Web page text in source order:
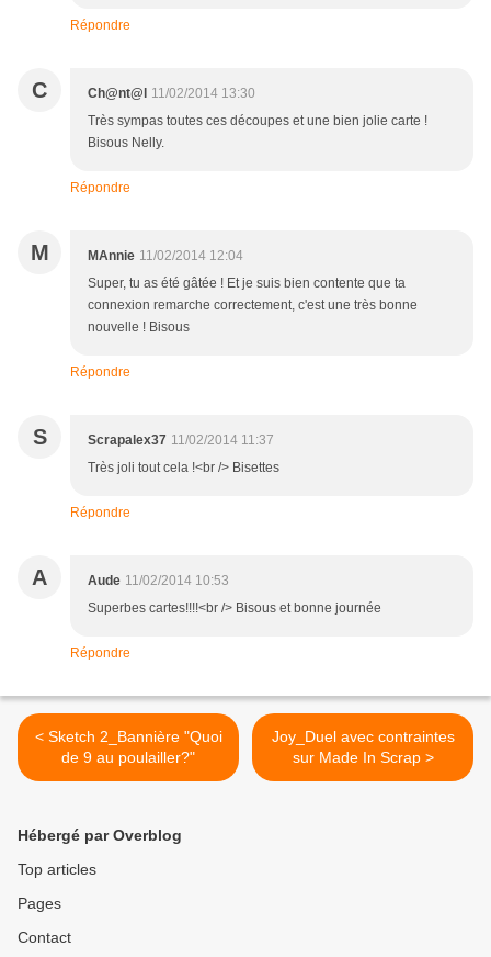
Répondre
C Ch@nt@l
11/02/2014 13:30
Très sympas toutes ces découpes et une bien jolie carte !
Bisous Nelly.
Répondre
M MAnnie 11/02/2014 12:04
Super, tu as été gâtée ! Et je suis bien contente que ta
connexion remarche correctement, c'est une très bonne
nouvelle ! Bisous
Répondre
S Scrapalex37 11/02/2014 11:37
Très joli tout cela !<br /> Bisettes
Répondre
A Aude 11/02/2014 10:53
Superbes cartes!!!!<br /> Bisous et bonne journée
Répondre
< Sketch 2_Bannière "Quoi
de 9 au poulailler?"
Joy_Duel avec contraintes
sur Made In Scrap >
Hébergé par Overblog
Top articles
Pages
Contact